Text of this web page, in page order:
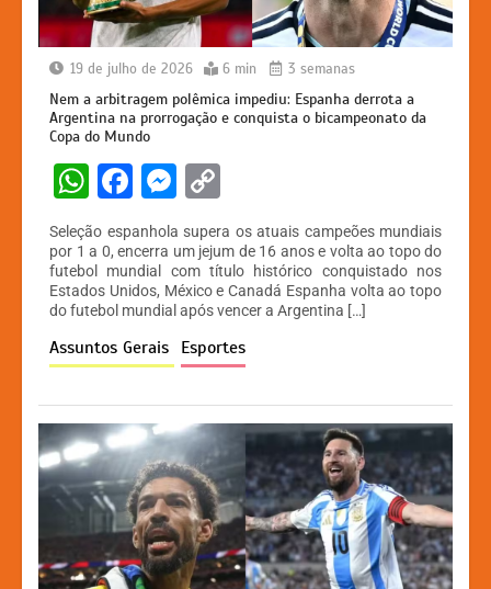
19 de julho de 2026 6 min 3 semanas
Nem a arbitragem polêmica impediu: Espanha derrota a
Argentina na prorrogação e conquista o bicampeonato da
Copa do Mundo
W
h
at
s
A
p
F
a
c
e
b
o
k
M
s
s
e
n
er
p
y
Li
n
Seleção espanhola supera os atuais campeões mundiais
por 1 a 0, encerra um jejum de 16 anos e volta ao topo do
futebol mundial com título histórico conquistado nos
Estados Unidos, México e Canadá Espanha volta ao topo
do futebol mundial após vencer a Argentina […]
Assuntos Gerais Esportes